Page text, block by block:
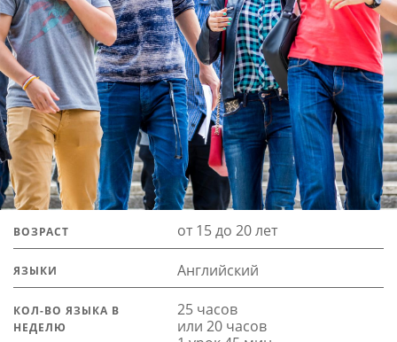
ВОЗРАСТ от 15 до 20 лет
ЯЗЫКИ Английский
КОЛ-ВО ЯЗЫКА В
НЕДЕЛЮ
25 часов
или 20 часов